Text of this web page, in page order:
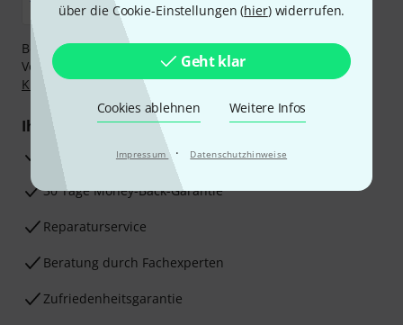
über die Cookie-Einstellungen (hier) widerrufen.
Geht klar
Cookies ablehnen Weitere Infos
Impressum · Datenschutzhinweise
Bezahlen Sie vertraulich und sicher per Nachnahme,
Vorkasse, PayPal, Amazon Pay,Klarna Sofort bezahlen ,
Klarna Ratenzahlungoder Kreditkarte.
Ihre Vorteile
3 Jahre Thomann Garantie
30 Tage Money-Back-Garantie
Reparaturservice
Beratung durch Fachexperten
Zufriedenheitsgarantie